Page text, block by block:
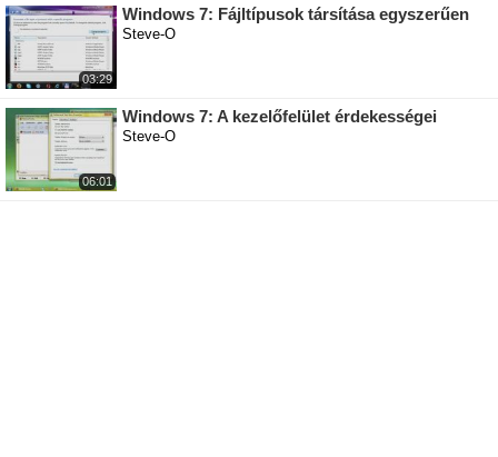
03:29
Windows 7: Fájltípusok társítása egyszerűen
Steve-O
06:01
Windows 7: A kezelőfelület érdekességei
Steve-O